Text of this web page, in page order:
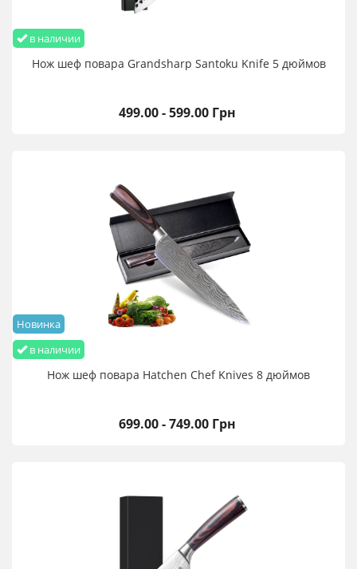
в наличии
Нож шеф повара Grandsharp Santoku Knife 5 дюймов
499.00 - 599.00 Грн
в наличии
Новинка
Нож шеф повара Hatchen Chef Knives 8 дюймов
699.00 - 749.00 Грн